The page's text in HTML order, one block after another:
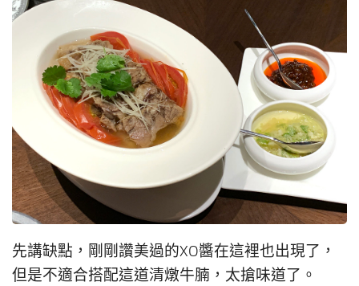
先講缺點，剛剛讚美過的XO醬在這裡也出現了，
但是不適合搭配這道清燉牛腩，太搶味道了。